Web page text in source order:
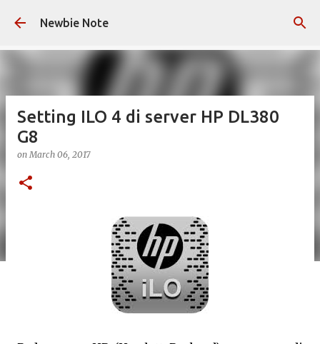
Skip to main content
Newbie Note
Setting ILO 4 di server HP DL380
G8
onMarch 06, 2017